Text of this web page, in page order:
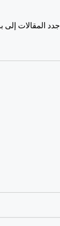
اجدد المقالات إلى